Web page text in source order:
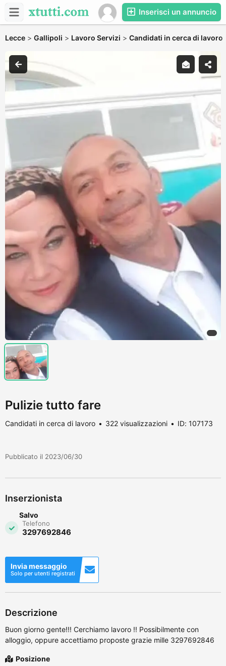
Inserisci un annuncio
Lecce > Gallipoli > Lavoro Servizi > Candidati in cerca di lavoro
Pulizie tutto fare
Candidati in cerca di lavoro 322 visualizzazioni ID: 107173
Pubblicato il 2023/06/30
Inserzionista
Salvo
Telefono
3297692846
Invia messaggio
Solo per utenti registrati
Descrizione
Buon giorno gente!!! Cerchiamo lavoro !! Possibilmente con
alloggio, oppure accettiamo proposte grazie mille 3297692846
Posizione